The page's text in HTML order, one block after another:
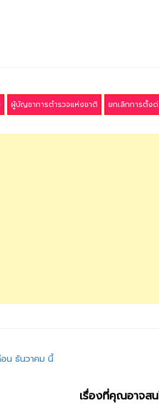
ผู้บัญชาการตำรวจแห่งชาติ ยกเลิกการตั้ง
น ธันวาคม นี้
เรื่องที่คุณอาจส